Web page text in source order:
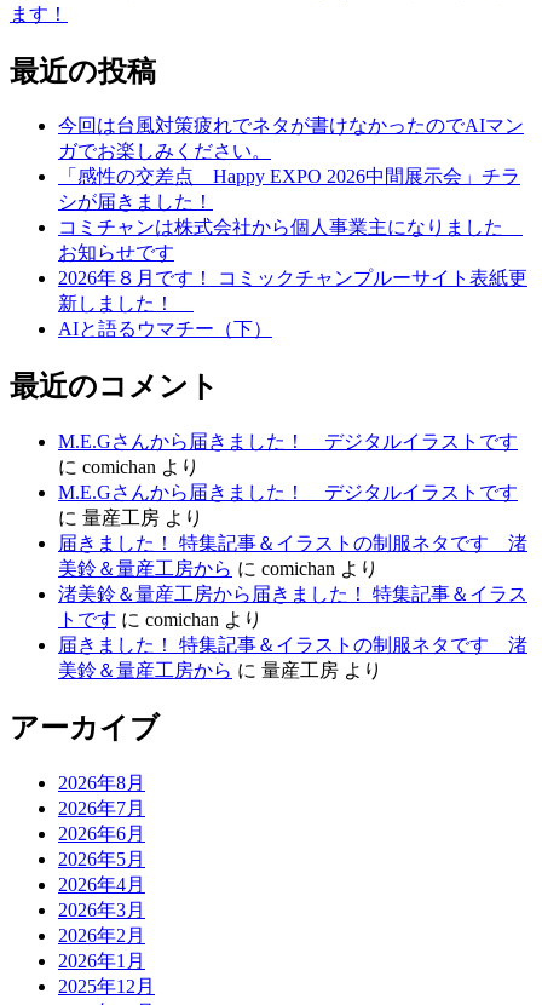
ナ
ビ
稿:
の
稿:
ます！
最近の投稿
今回は台風対策疲れでネタが書けなかったのでAIマン
ガでお楽しみください。
「感性の交差点 Happy EXPO 2026中間展示会」チラ
シが届きました！
コミチャンは株式会社から個人事業主になりました
お知らせです
2026年８月です！ コミックチャンプルーサイト表紙更
新しました！
AIと語るウマチー（下）
最近のコメント
M.E.Gさんから届きました！ デジタルイラストです
に comichan より
M.E.Gさんから届きました！ デジタルイラストです
に 量産工房 より
届きました！ 特集記事＆イラストの制服ネタです 渚
美鈴＆量産工房から に comichan より
渚美鈴＆量産工房から届きました！ 特集記事＆イラス
トです に comichan より
届きました！ 特集記事＆イラストの制服ネタです 渚
美鈴＆量産工房から に 量産工房 より
アーカイブ
2026年8月
2026年7月
2026年6月
2026年5月
2026年4月
2026年3月
2026年2月
2026年1月
2025年12月